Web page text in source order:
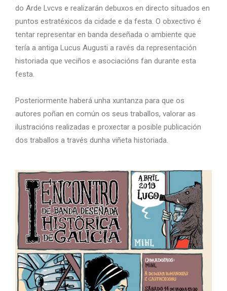
do Arde Lvcvs e realizarán debuxos en directo situados en
puntos estratéxicos da cidade e da festa. O obxectivo é
tentar representar en banda deseñada o ambiente que
tería a antiga Lucus Augusti a ravés da representación
historiada que veciños e asociacións fan durante esta
festa.
Posteriormente haberá unha xuntanza para que os
autores poñan en común os seus traballos, valorar as
ilustracións realizadas e proxectar a posible publicación
dos traballos a través dunha viñeta historiada.